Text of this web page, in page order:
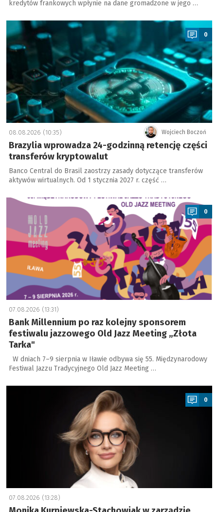
kredytów frankowych wpłynie na dane gromadzone w jego …
a
0
Wojciech Boczoń
08.08.2026 (10:35)
Brazylia wprowadza 24-godzinną retencję części
transferów kryptowalut
Banco Central do Brasil zaostrzy zasady dotyczące transferów
aktywów wirtualnych. Od 1 stycznia 2027 r. część …
a
0
07.08.2026 (13:31)
Bank Millennium po raz kolejny sponsorem
festiwalu jazzowego Old Jazz Meeting „Złota
Tarka"
W dniach 7–9 sierpnia w Iławie odbywa się 55. Międzynarodowy
Festiwal Jazzu Tradycyjnego Old Jazz Meeting …
a
0
07.08.2026 (13:28)